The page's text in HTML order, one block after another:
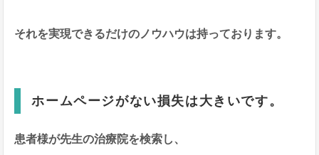
それを実現できるだけのノウハウは持っております。
ホームページがない損失は大きいです。
患者様が先生の治療院を検索し、